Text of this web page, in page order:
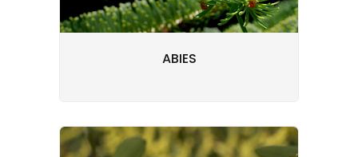
ABIES